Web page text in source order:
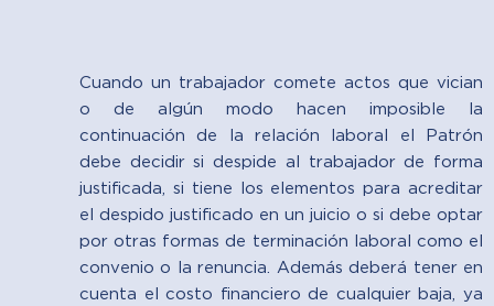
Cuando un trabajador comete actos que vician
o de algún modo hacen imposible la
continuación de la relación laboral el Patrón
debe decidir si despide al trabajador de forma
justificada, si tiene los elementos para acreditar
el despido justificado en un juicio o si debe optar
por otras formas de terminación laboral como el
convenio o la renuncia. Además deberá tener en
cuenta el costo financiero de cualquier baja, ya